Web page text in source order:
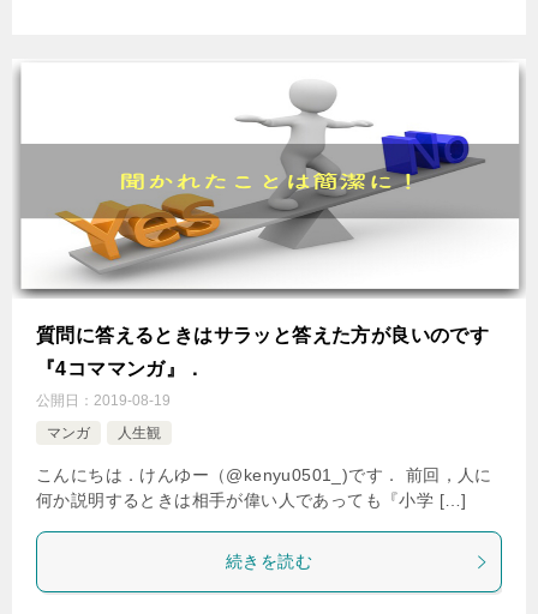
質問に答えるときはサラッと答えた方が良いのです
『4コママンガ』．
公開日： 2019-08-19
マンガ
人生観
こんにちは．けんゆー（@kenyu0501_)です． 前回，人に
何か説明するときは相手が偉い人であっても『小学 […]
続きを読む